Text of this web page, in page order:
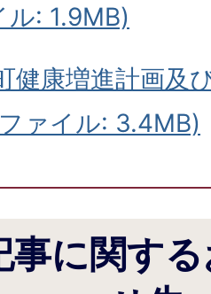
ル: 1.9MB)
健康増進計画及
ァイル: 3.4MB)
事に関す